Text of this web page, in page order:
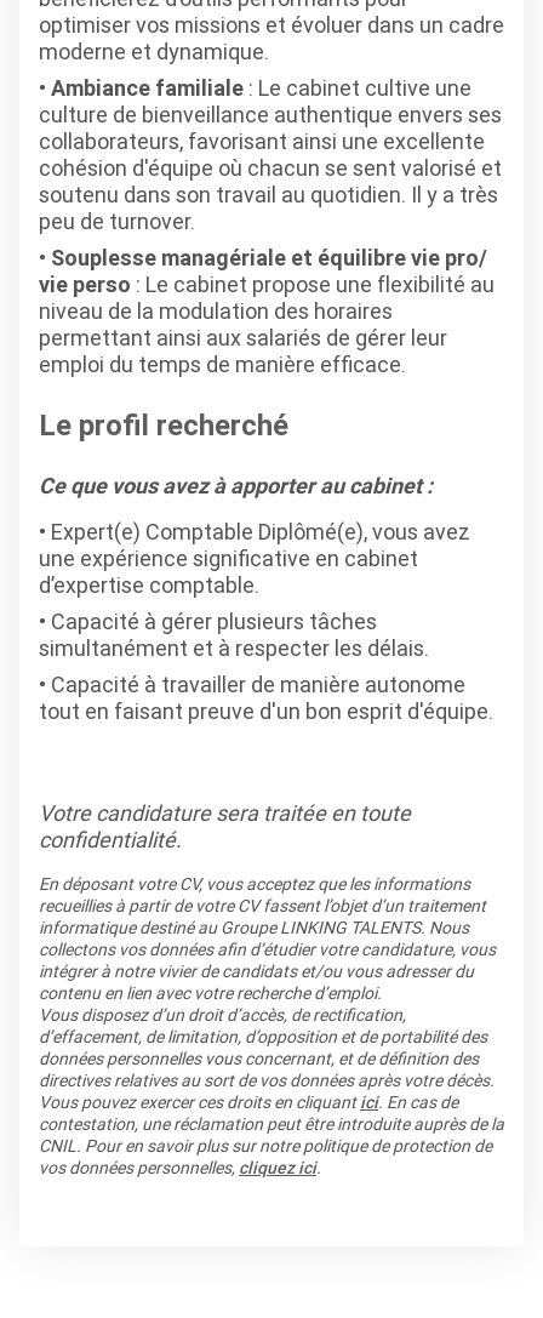
optimiser vos missions et évoluer dans un cadre
moderne et dynamique.
Ambiance familiale : Le cabinet cultive une
culture de bienveillance authentique envers ses
collaborateurs, favorisant ainsi une excellente
cohésion d'équipe où chacun se sent valorisé et
soutenu dans son travail au quotidien. Il y a très
peu de turnover.
Souplesse managériale et équilibre vie pro/
vie perso : Le cabinet propose une flexibilité au
niveau de la modulation des horaires
permettant ainsi aux salariés de gérer leur
emploi du temps de manière efficace.
Le profil recherché
Ce que vous avez à apporter au cabinet :
Expert(e) Comptable Diplômé(e), vous avez
une expérience significative en cabinet
d’expertise comptable.
Capacité à gérer plusieurs tâches
simultanément et à respecter les délais.
Capacité à travailler de manière autonome
tout en faisant preuve d'un bon esprit d'équipe.
Votre candidature sera traitée en toute
confidentialité.
En déposant votre CV, vous acceptez que les informations
recueillies à partir de votre CV fassent l’objet d’un traitement
informatique destiné au Groupe LINKING TALENTS. Nous
collectons vos données afin d’étudier votre candidature, vous
intégrer à notre vivier de candidats et/ou vous adresser du
contenu en lien avec votre recherche d’emploi.
Vous disposez d’un droit d’accès, de rectification,
d’effacement, de limitation, d’opposition et de portabilité des
données personnelles vous concernant, et de définition des
directives relatives au sort de vos données après votre décès.
Vous pouvez exercer ces droits en cliquantici. En cas de
contestation, une réclamation peut être introduite auprès de la
CNIL. Pour en savoir plus sur notre politique de protection de
vos données personnelles, cliquez ici.